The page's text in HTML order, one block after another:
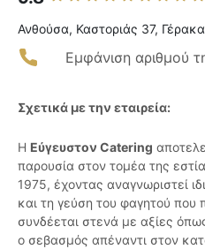
Ανθούσα, Καστοριάς 37,
Εμφάνιση αριθμού
Σχετικά με την εταιρεία:
Η Εύγευστον Catering
παρουσία στον τομέα της
1975, έχοντας αναγνωριστεί
και τη γεύση του φαγητού που
συνδέεται στενά με αξίες
ο σεβασμός απέναντι στον